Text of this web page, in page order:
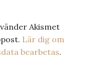
Akismet
Lär dig om
bearbetas.